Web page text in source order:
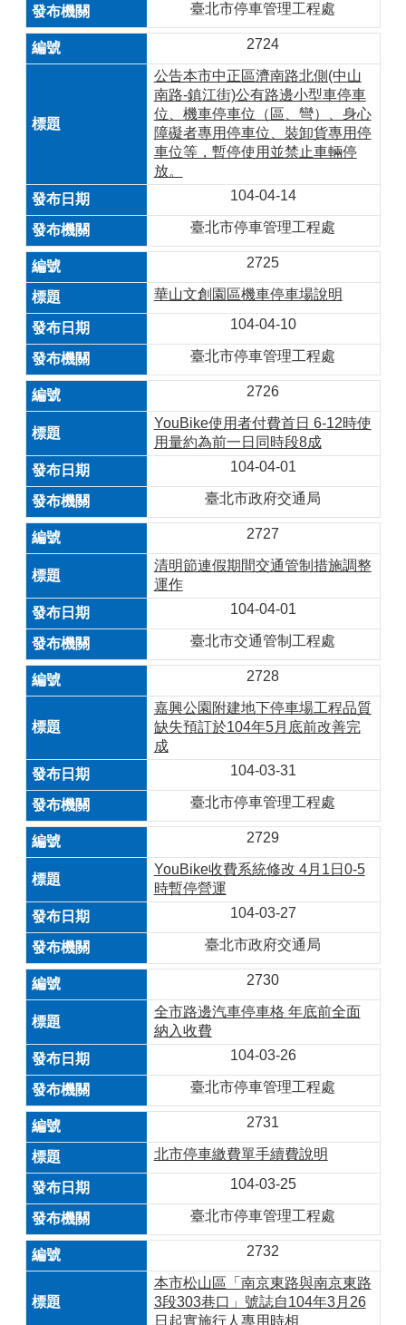
臺北市停車管理工程處
2724
公告本市中正區濟南路北側(中山
南路-鎮江街)公有路邊小型車停車
位、機車停車位（區、彎）、身心
障礙者專用停車位、裝卸貨專用停
車位等，暫停使用並禁止車輛停
放。
104-04-14
臺北市停車管理工程處
2725
華山文創園區機車停車場說明
104-04-10
臺北市停車管理工程處
2726
YouBike使用者付費首日 6-12時使
用量約為前一日同時段8成
104-04-01
臺北市政府交通局
2727
清明節連假期間交通管制措施調整
運作
104-04-01
臺北市交通管制工程處
2728
嘉興公園附建地下停車場工程品質
缺失預訂於104年5月底前改善完
成
104-03-31
臺北市停車管理工程處
2729
YouBike收費系統修改 4月1日0-5
時暫停營運
104-03-27
臺北市政府交通局
2730
全市路邊汽車停車格 年底前全面
納入收費
104-03-26
臺北市停車管理工程處
2731
北市停車繳費單手續費說明
104-03-25
臺北市停車管理工程處
2732
本市松山區「南京東路與南京東路
3段303巷口」號誌自104年3月26
日起實施行人專用時相